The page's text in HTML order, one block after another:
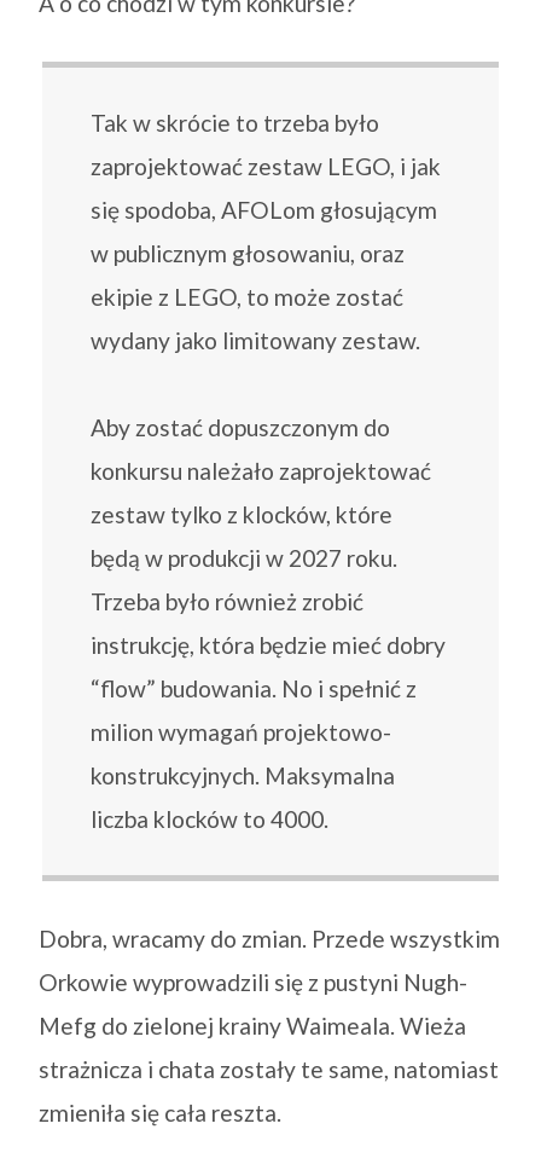
Tak w skrócie to trzeba było
zaprojektować zestaw LEGO, i jak
się spodoba, AFOLom głosującym
w publicznym głosowaniu, oraz
ekipie z LEGO, to może zostać
wydany jako limitowany zestaw.
Aby zostać dopuszczonym do
konkursu należało zaprojektować
zestaw tylko z klocków, które
będą w produkcji w 2027 roku.
Trzeba było również zrobić
instrukcję, która będzie mieć dobry
“flow” budowania. No i spełnić z
milion wymagań projektowo-
konstrukcyjnych. Maksymalna
liczba klocków to 4000.
Dobra, wracamy do zmian. Przede wszystkim
Orkowie wyprowadzili się z pustyni Nugh-
Mefg do zielonej krainy Waimeala. Wieża
strażnicza i chata zostały te same, natomiast
zmieniła się cała reszta.